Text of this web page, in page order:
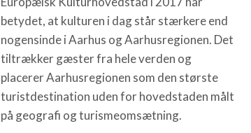
betydet, at kulturen i dag står stærkere end
nogensinde i Aarhus og Aarhusregionen. Det
tiltrækker gæster fra hele verden og
placerer Aarhusregionen som den største
turistdestination uden for hovedstaden målt
på geografi og turismeomsætning.